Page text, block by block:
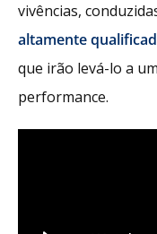
vivências,
altamente
que irão levá-lo a
performance.